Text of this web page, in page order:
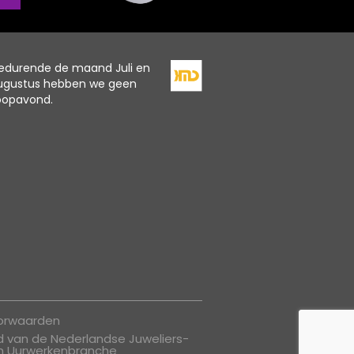
de maand Juli en
hebben we geen
van de Nederlandse Juweliers-
Uurwerkenbranche